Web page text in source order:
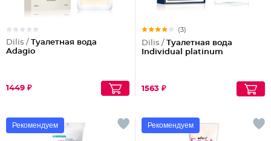
Dilis / Туалетная вода
Adagio
1449 ₽
(3)
Dilis / Туалетная вода
Individual platinum
1563 ₽
Рекомендуем Рекомендуем